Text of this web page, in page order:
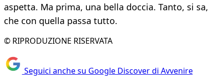
aspetta. Ma prima, una bella doccia. Tanto, si sa,
che con quella passa tutto.
© RIPRODUZIONE RISERVATA
Seguici anche su Google Discover di Avvenire